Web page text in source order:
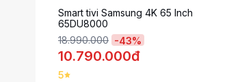
Smart tivi Samsung 4K 65 Inch
65DU8000
18.990.000 -43%
10.790.000đ
5